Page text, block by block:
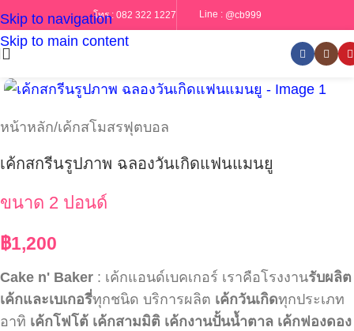
Skip to navigation
Skip to main content
โทร : 082 322 1227 Line : @cb999
หน้าหลัก/เค้กสโมสรฟุตบอล
เค้กสกรีนรูปภาพ ฉลองวันเกิดแฟนแมนยู
ขนาด 2 ปอนด์
฿1,200
Cake n' Baker : เค้กแอนด์เบคเกอร์ เราคือโรงงานรับผลิต
เค้กและเบเกอรี่ทุกชนิด บริการผลิต เค้กวันเกิดทุกประเภท
อาทิ เค้กโฟโต้ เค้กสามมิติ เค้กงานปั้นน้ำตาล เค้กฟองดอง